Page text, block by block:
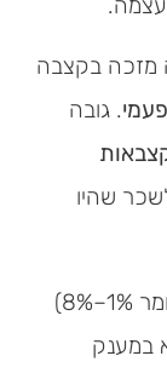
מזכה בקצבה
. גובה
השווה ל-43 קצבאות
שהיו
(כלומר 1%–8%)
במענק